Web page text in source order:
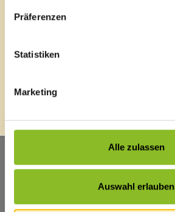
Präferenzen
Statistiken
Marketing
Alle zulassen
Auswahl erlauben
News Archiv
Energieeffiziente Gemeinde
Österreich